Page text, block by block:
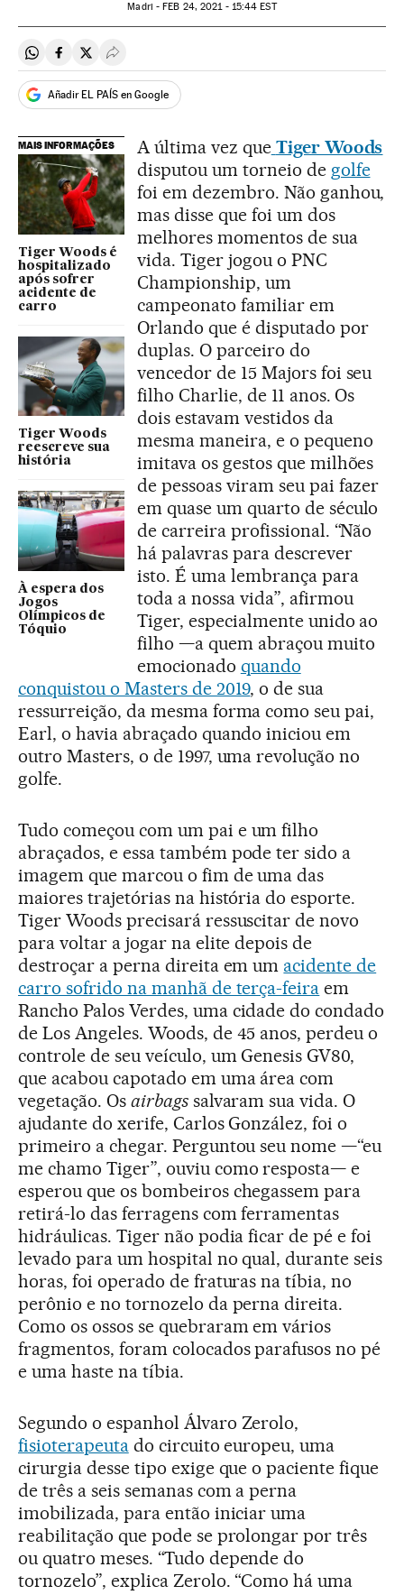
Madri - FEB 24, 2021 - 15:44 EST
Compartir en Whatsapp
Compartir en Facebook
Compartir en Twitter
Desplegar Redes Sociales
Añadir EL PAÍS en Google
MAIS INFORMAÇÕES
Tiger Woods é
hospitalizado
após sofrer
acidente de
carro
Tiger Woods
reescreve sua
história
À espera dos
Jogos
Olímpicos de
Tóquio
A última vez que Tiger Woods
disputou um torneio de golfe
foi em dezembro. Não ganhou,
mas disse que foi um dos
melhores momentos de sua
vida. Tiger jogou o PNC
Championship, um
campeonato familiar em
Orlando que é disputado por
duplas. O parceiro do
vencedor de 15 Majors foi seu
filho Charlie, de 11 anos. Os
dois estavam vestidos da
mesma maneira, e o pequeno
imitava os gestos que milhões
de pessoas viram seu pai fazer
em quase um quarto de século
de carreira profissional. “Não
há palavras para descrever
isto. É uma lembrança para
toda a nossa vida”, afirmou
Tiger, especialmente unido ao
filho —a quem abraçou muito
emocionado quando
conquistou o Masters de 2019, o de sua
ressurreição, da mesma forma como seu pai,
Earl, o havia abraçado quando iniciou em
outro Masters, o de 1997, uma revolução no
golfe.
Tudo começou com um pai e um filho
abraçados, e essa também pode ter sido a
imagem que marcou o fim de uma das
maiores trajetórias na história do esporte.
Tiger Woods precisará ressuscitar de novo
para voltar a jogar na elite depois de
destroçar a perna direita em um acidente de
carro sofrido na manhã de terça-feira em
Rancho Palos Verdes, uma cidade do condado
de Los Angeles. Woods, de 45 anos, perdeu o
controle de seu veículo, um Genesis GV80,
que acabou capotado em uma área com
vegetação. Os airbagssalvaram sua vida. O
ajudante do xerife, Carlos González, foi o
primeiro a chegar. Perguntou seu nome —“eu
me chamo Tiger”, ouviu como resposta— e
esperou que os bombeiros chegassem para
retirá-lo das ferragens com ferramentas
hidráulicas. Tiger não podia ficar de pé e foi
levado para um hospital no qual, durante seis
horas, foi operado de fraturas na tíbia, no
perônio e no tornozelo da perna direita.
Como os ossos se quebraram em vários
fragmentos, foram colocados parafusos no pé
e uma haste na tíbia.
Segundo o espanhol Álvaro Zerolo,
fisioterapeutado circuito europeu, uma
cirurgia desse tipo exige que o paciente fique
de três a seis semanas com a perna
imobilizada, para então iniciar uma
reabilitação que pode se prolongar por três
ou quatro meses. “Tudo depende do
tornozelo”, explica Zerolo. “Como há uma